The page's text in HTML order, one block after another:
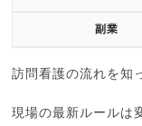
副業
訪問看護の流れを知
現場の最新ルールは